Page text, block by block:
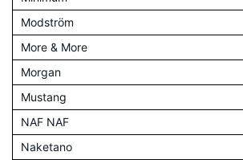
Modström
More & More
Morgan
Mustang
NAF NAF
Naketano